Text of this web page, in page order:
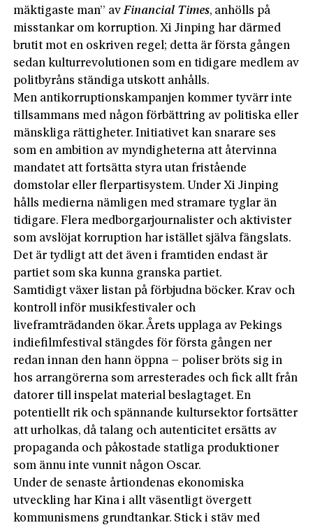
mäktigaste man” avFinancial Times, anhölls på
misstankar om korruption. Xi Jinping har därmed
brutit mot en oskriven regel; detta är första gången
sedan kulturrevolutionen som en tidigare medlem av
politbyråns ständiga utskott anhålls.
Men antikorruptionskampanjen kommer tyvärr inte
tillsammans med någon förbättring av politiska eller
mänskliga rättigheter. Initiativet kan snarare ses
som en ambition av myndigheterna att återvinna
mandatet att fortsätta styra utan fristående
domstolar eller flerpartisystem. Under Xi Jinping
hålls medierna nämligen med stramare tyglar än
tidigare. Flera medborgarjournalister och aktivister
som avslöjat korruption har istället själva fängslats.
Det är tydligt att det även i framtiden endast är
partiet som ska kunna granska partiet.
Samtidigt växer listan på förbjudna böcker. Krav och
kontroll inför musikfestivaler och
liveframträdanden ökar. Årets upplaga av Pekings
indiefilmfestival stängdes för första gången ner
redan innan den hann öppna – poliser bröts sig in
hos arrangörerna som arresterades och fick allt från
datorer till inspelat material beslagtaget. En
potentiellt rik och spännande kultursektor fortsätter
att urholkas, då talang och autenticitet ersätts av
propaganda och påkostade statliga produktioner
som ännu inte vunnit någon Oscar.
Under de senaste årtiondenas ekonomiska
utveckling har Kina i allt väsentligt övergett
kommunismens grundtankar. Stick i stäv med